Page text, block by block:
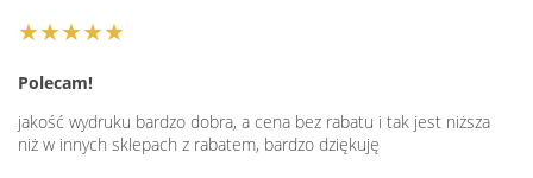
★★★★★
Polecam!
jakość wydruku bardzo dobra, a cena bez rabatu i tak jest niższa
niż w innych sklepach z rabatem, bardzo dziękuję